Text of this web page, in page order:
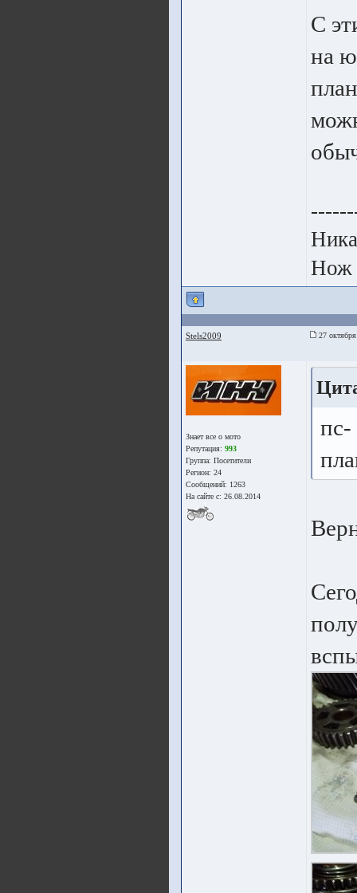
С
на
Нож
Stels2009 27
Знает все о мото
Репутация: 993
Группа: Посетители
Регион: 24
Сообщений: 1263
На сайте с: 26.08.2014
пс-